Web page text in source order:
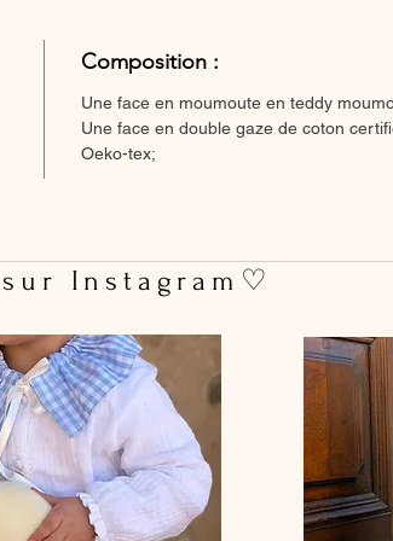
Composition :
Une face en moumoute en teddy
Une face en double gaze de coton
Oeko-tex;
Instagram♡